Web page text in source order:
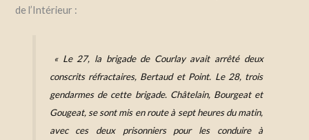
de l’Intérieur :
« Le 27, la brigade de Courlay avait arrêté deux
conscrits réfractaires, Bertaud et Point. Le 28, trois
gendarmes de cette brigade. Châtelain, Bourgeat et
Gougeat, se sont mis en route à sept heures du matin,
avec ces deux prisonniers pour les conduire à